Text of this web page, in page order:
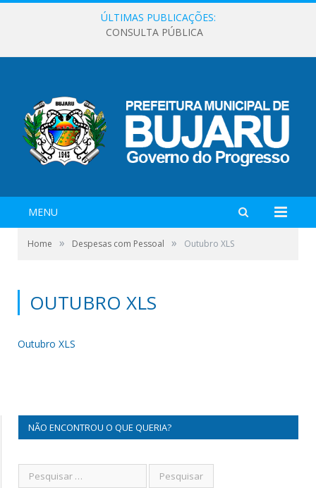
ÚLTIMAS PUBLICAÇÕES:
CONSULTA PÚBLICA
MENU
Home » Despesas com Pessoal » Outubro XLS
OUTUBRO XLS
Outubro XLS
NÃO ENCONTROU O QUE QUERIA?